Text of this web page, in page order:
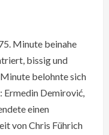
Minute beinahe
bissig und
belohnte sich
Ermedin Demirović,
einen
von Chris Führich